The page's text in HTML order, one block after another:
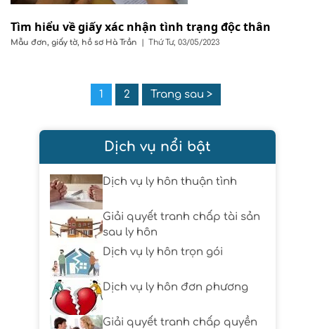
Tìm hiểu về giấy xác nhận tình trạng độc thân
Mẫu đơn, giấy tờ, hồ sơ Hà Trần | Thứ Tư, 03/05/2023
1 2 Trang sau >
Dịch vụ nổi bật
Dịch vụ ly hôn thuận tình
Giải quyết tranh chấp tài sản
sau ly hôn
Dịch vụ ly hôn trọn gói
Dịch vụ ly hôn đơn phương
Giải quyết tranh chấp quyền